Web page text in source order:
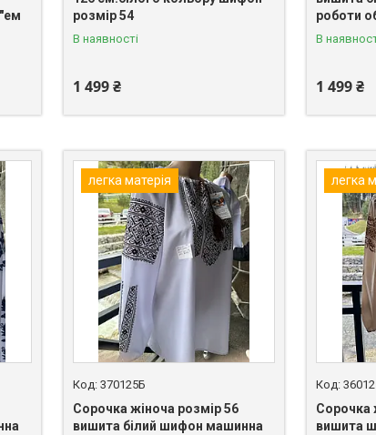
розмір 54
В наявності
1 499 ₴
роботи
В
1 499 ₴
легка матерія
370125Б
Сорочка жіноча розмір 56
вишита білий шифон машинна
легка
Сорочка
вишита